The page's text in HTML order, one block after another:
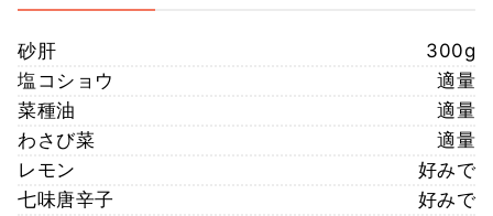
砂肝
300g
塩コショウ
適量
菜種油
適量
わさび菜
適量
レモン
好みで
七味唐辛子
好みで